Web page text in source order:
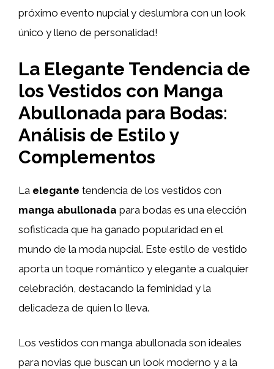
próximo evento nupcial y deslumbra con un look
único y lleno de personalidad!
La Elegante Tendencia de
los Vestidos con Manga
Abullonada para Bodas:
Análisis de Estilo y
Complementos
La elegante tendencia de los vestidos con
manga abullonada para bodas es una elección
sofisticada que ha ganado popularidad en el
mundo de la moda nupcial. Este estilo de vestido
aporta un toque romántico y elegante a cualquier
celebración, destacando la feminidad y la
delicadeza de quien lo lleva.
Los vestidos con manga abullonada son ideales
para novias que buscan un look moderno y a la